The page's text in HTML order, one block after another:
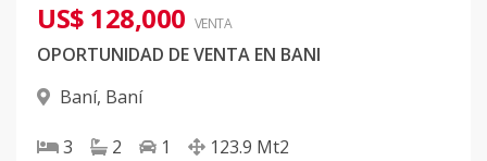
US$ 128,000 VENTA
OPORTUNIDAD DE VENTA EN BANI
Baní, Baní
3 2 1 123.9 Mt2